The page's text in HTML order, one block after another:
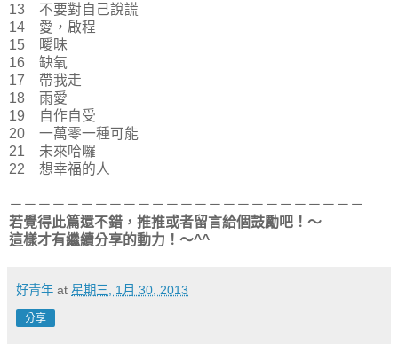
13 不要對自己說謊
14 愛，啟程
15 曖昧
16 缺氧
17 帶我走
18 雨愛
19 自作自受
20 一萬零一種可能
21 未來哈囉
22 想幸福的人
－－－－－－－－－－－－－－－－－－－－－－－－－
若覺得此篇還不錯，推推或者留言給個鼓勵吧！～
這樣才有繼續分享的動力！～^^
好青年 at 星期三, 1月 30, 2013
分享